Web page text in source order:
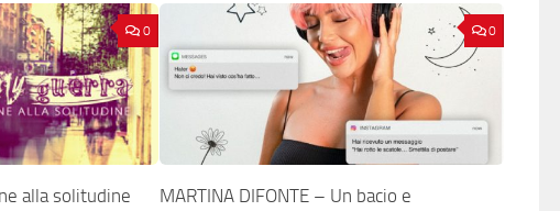
0
alla solitudine
0
MARTINA DIFONTE – Un bacio e